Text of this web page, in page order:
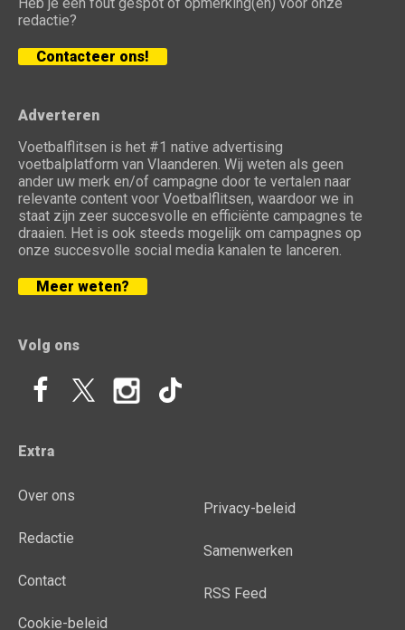
redactie?
Contacteer ons!
Adverteren
Voetbalflitsen is het #1 native advertising
voetbalplatform van Vlaanderen. Wij weten als geen
ander uw merk en/of campagne door te vertalen naar
relevante content voor Voetbalflitsen, waardoor we in
staat zijn zeer succesvolle en efficiënte campagnes te
draaien. Het is ook steeds mogelijk om campagnes op
onze succesvolle social media kanalen te lanceren.
Meer weten?
Volg ons
Extra
Over ons
Redactie
Contact
Cookie-beleid
Privacy-beleid
Samenwerken
RSS Feed